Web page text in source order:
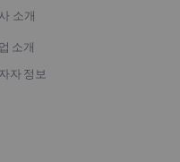
소개
소개
자 정보